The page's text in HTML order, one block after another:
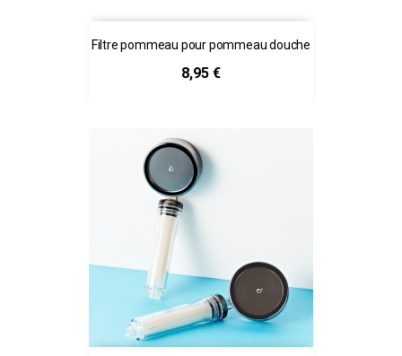
Filtre pommeau pour pommeau douche
Prix
8,95 €